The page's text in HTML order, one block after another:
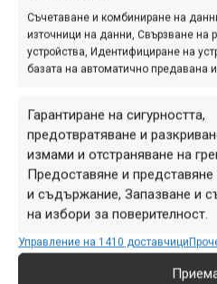
Съчетаване и комбиниране на
източници на данни, Свързване на
устройства, Идентифициране на
базата на автоматично предавана
Гарантиране на сигурността,
предотвратяване и
измами и отстраняване на
Предоставяне и
и съдържание, Запазване и
на избори за поверителност.
Управление на 1410 доставчици
не беше.